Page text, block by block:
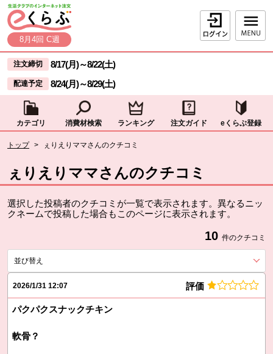
ページの先頭です。
本文へジャンプする。
8月4回 C週
ログイン
ここからサイト内共通メニューです。
サイト内共通メニューをスキップする
注文締切 8/17(月)～8/22(土)
配達予定 8/24(月)～8/29(土)
カテゴリ 消費材検索 ランキング 注文ガイド eくらぶ登録
トップ > ぇりえりママさんのクチコミ
ぇりえりママさんのクチコミ
選択した投稿者のクチコミが一覧で表示されます。異なるニッ
クネームで投稿した場合もこのページに表示されます。
10 件のクチコミ
並び替え
2026/1/31 12:07 評価
パクパクスナックチキン
軟骨？